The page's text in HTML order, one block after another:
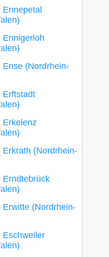
Ennigerloh
Ense (Nordrhein-
Erftstadt
Erkelenz
(Nordrhein-
Erndtebrück
(Nordrhein-
Eschweiler